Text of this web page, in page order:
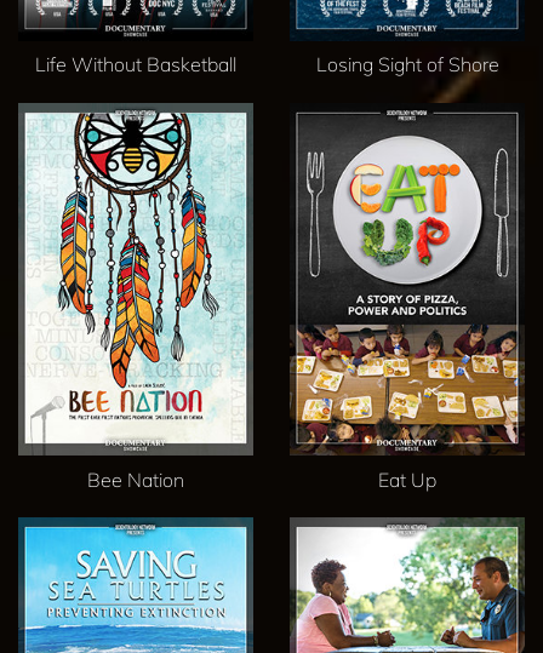
Life Without Basketball Losing Sight of Shore
Bee Nation Eat Up